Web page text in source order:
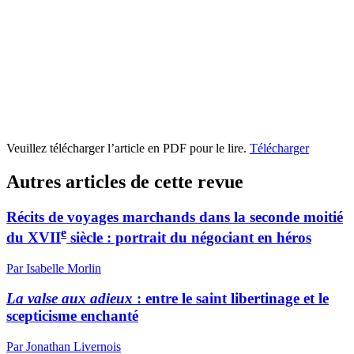
Veuillez télécharger l’article en PDF pour le lire. Télécharger
Autres articles de cette revue
Récits de voyages marchands dans la seconde moitié
du XVIIe siècle : portrait du négociant en héros
Par Isabelle Morlin
La valse aux adieux : entre le saint libertinage et le
scepticisme enchanté
Par Jonathan Livernois